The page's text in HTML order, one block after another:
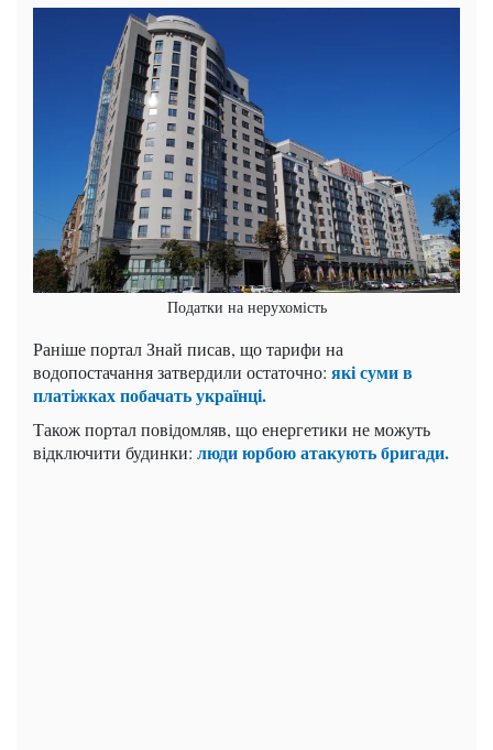
Податки на нерухомість
Раніше портал Знай писав, що тарифи на
водопостачання затвердили остаточно: які суми в
платіжках побачать українці.
Також портал повідомляв, що енергетики не можуть
відключити будинки: люди юрбою атакують бригади.